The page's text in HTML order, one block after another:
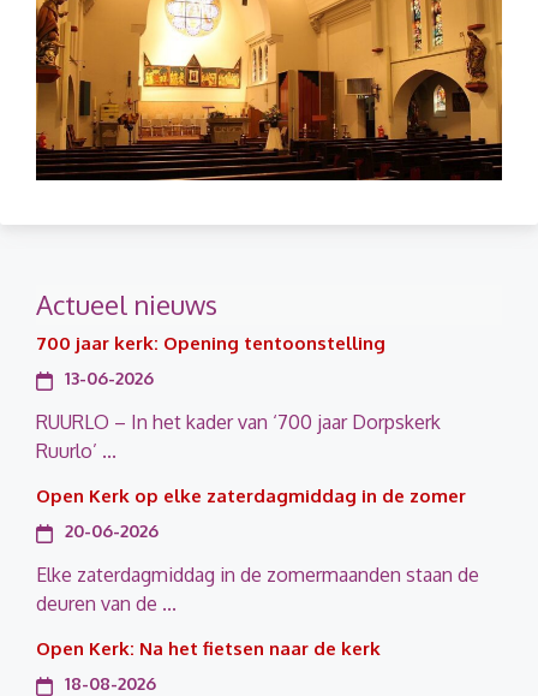
Actueel nieuws
700 jaar kerk: Opening tentoonstelling
13-06-2026
RUURLO – In het kader van ‘700 jaar Dorpskerk
Ruurlo’ ...
Open Kerk op elke zaterdagmiddag in de zomer
20-06-2026
Elke zaterdagmiddag in de zomermaanden staan de
deuren van de ...
Open Kerk: Na het fietsen naar de kerk
18-08-2026